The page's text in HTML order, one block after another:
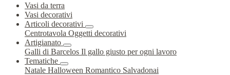
Vasi da terra
Vasi decorativi
Articoli decorativi
Centrotavola Oggetti decorativi
Artigianato
Galli di Barcelos Il gallo giusto per ogni lavoro
Tematiche
Natale Halloween Romantico Salvadonai